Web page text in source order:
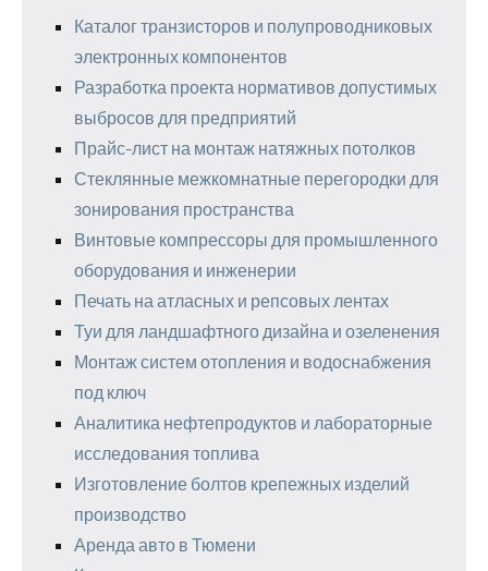
Каталог транзисторов и полупроводниковых
электронных компонентов
Разработка проекта нормативов допустимых
выбросов для предприятий
Прайс-лист на монтаж натяжных потолков
Стеклянные межкомнатные перегородки для
зонирования пространства
Винтовые компрессоры для промышленного
оборудования и инженерии
Печать на атласных и репсовых лентах
Туи для ландшафтного дизайна и озеленения
Монтаж систем отопления и водоснабжения
под ключ
Аналитика нефтепродуктов и лабораторные
исследования топлива
Изготовление болтов крепежных изделий
производство
Аренда авто в Тюмени